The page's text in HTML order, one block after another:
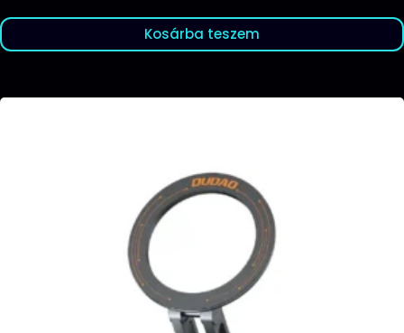
Kosárba teszem